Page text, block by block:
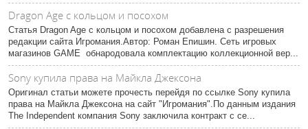
Dragon Age с кольцом и посохом
Статья Dragon Age с кольцом и посохом добавлена с разрешения
редакции сайта Игромания.Автор: Роман Епишин. Сеть игровых
магазинов GAME обнародовала комплектацию коллекционной вер...
Sony купила права на Майкла Джексона
Оригинал статьи можете прочесть перейдя по ссылке Sony купила
права на Майкла Джексона на сайт "Игромания".По данным издания
The Independent компания Sony заключила контракт с се...